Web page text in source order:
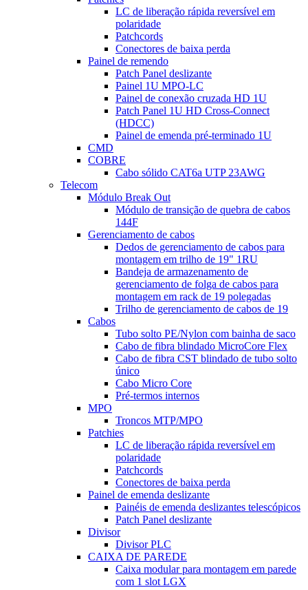
LC de liberação rápida reversível em
polaridade
Patchcords
Conectores de baixa perda
Painel de remendo
Patch Panel deslizante
Painel 1U MPO-LC
Painel de conexão cruzada HD 1U
Patch Panel 1U HD Cross-Connect
(HDCC)
Painel de emenda pré-terminado 1U
CMD
COBRE
Cabo sólido CAT6a UTP 23AWG
Telecom
Módulo Break Out
Módulo de transição de quebra de cabos
144F
Gerenciamento de cabos
Dedos de gerenciamento de cabos para
montagem em trilho de 19" 1RU
Bandeja de armazenamento de
gerenciamento de folga de cabos para
montagem em rack de 19 polegadas
Trilho de gerenciamento de cabos de 19
Cabos
Tubo solto PE/Nylon com bainha de saco
Cabo de fibra blindado MicroCore Flex
Cabo de fibra CST blindado de tubo solto
único
Cabo Micro Core
Pré-termos internos
MPO
Troncos MTP/MPO
Patchies
LC de liberação rápida reversível em
polaridade
Patchcords
Conectores de baixa perda
Painel de emenda deslizante
Painéis de emenda deslizantes telescópicos
Patch Panel deslizante
Divisor
Divisor PLC
CAIXA DE PAREDE
Caixa modular para montagem em parede
com 1 slot LGX